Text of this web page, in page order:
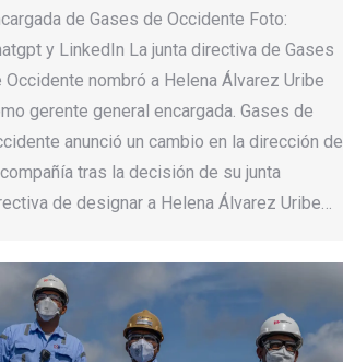
de Gases de Occidente Foto:
y LinkedIn La junta directiva de Gases
Occidente nombró a Helena Álvarez Uribe
gerente general encargada. Gases de
anunció un cambio en la dirección de
tras la decisión de su junta
de designar a Helena Álvarez Uribe…